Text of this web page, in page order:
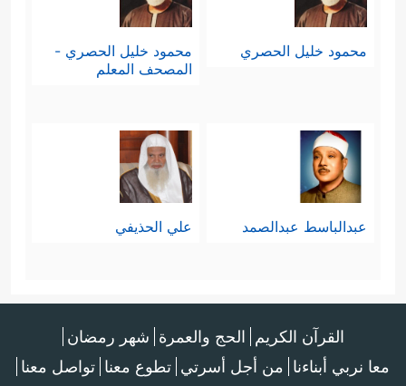
محمود خليل الحصري
محمود خليل الحصري -
المصحف المعلم
عبدالباسط عبدالصمد علي الحذيفي
القرآن الكريم الحج والعمرة شهر رمضان
معا نربي أبناءنا من أجل أسرتي تطوع معنا تواصل معنا